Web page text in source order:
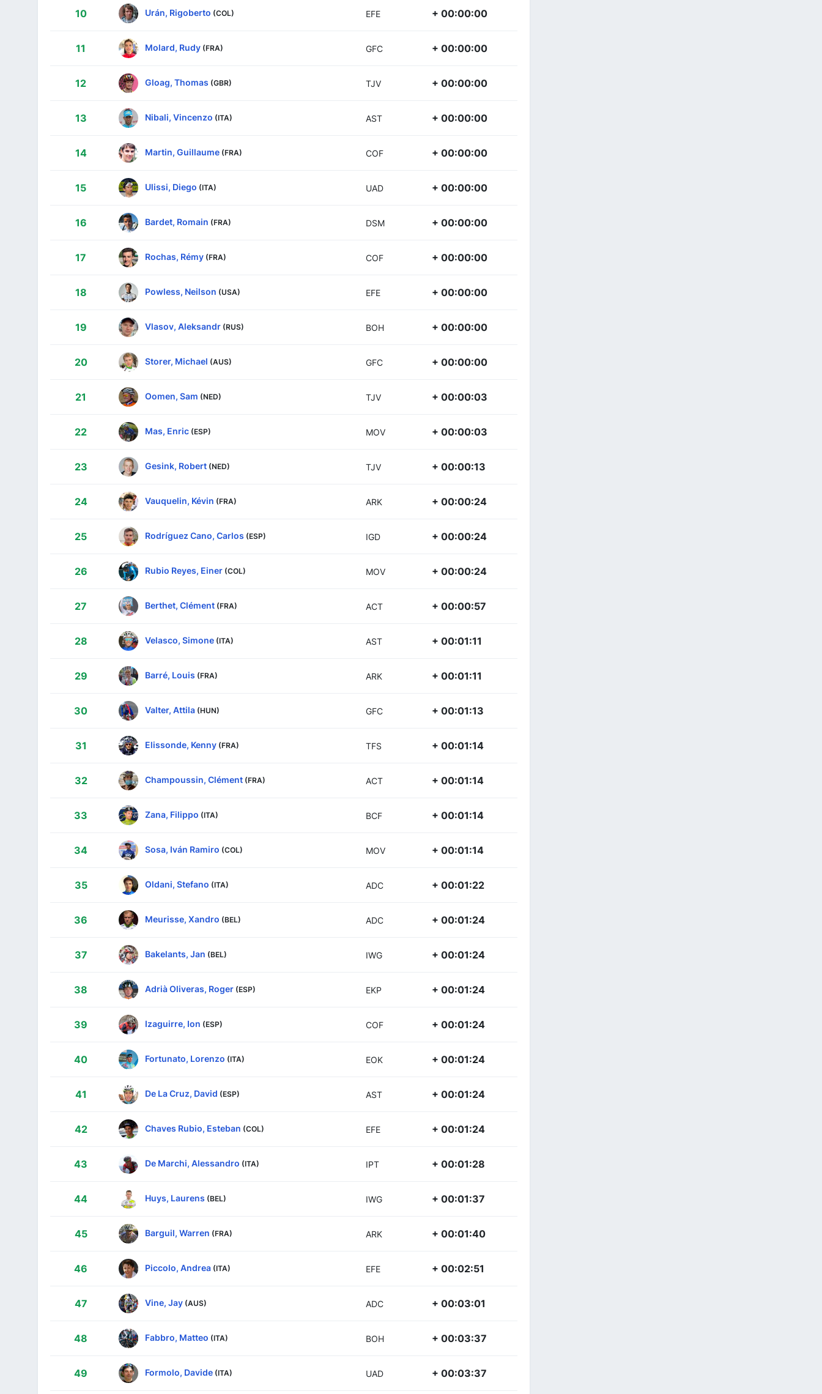
10 Urán, Rigoberto (COL) EFE + 00:00:00
11 Molard, Rudy (FRA) GFC + 00:00:00
12 Gloag, Thomas (GBR) TJV + 00:00:00
13 Nibali, Vincenzo (ITA) AST + 00:00:00
14 Martin, Guillaume (FRA) COF + 00:00:00
15 Ulissi, Diego (ITA) UAD + 00:00:00
16 Bardet, Romain (FRA) DSM + 00:00:00
17 Rochas, Rémy (FRA) COF + 00:00:00
18 Powless, Neilson (USA) EFE + 00:00:00
19 Vlasov, Aleksandr (RUS) BOH + 00:00:00
20 Storer, Michael (AUS) GFC + 00:00:00
21 Oomen, Sam (NED) TJV + 00:00:03
22 Mas, Enric (ESP) MOV + 00:00:03
23 Gesink, Robert (NED) TJV + 00:00:13
24 Vauquelin, Kévin (FRA) ARK + 00:00:24
25 Rodríguez Cano, Carlos (ESP) IGD + 00:00:24
26 Rubio Reyes, Einer (COL) MOV + 00:00:24
27 Berthet, Clément (FRA) ACT + 00:00:57
28 Velasco, Simone (ITA) AST + 00:01:11
29 Barré, Louis (FRA) ARK + 00:01:11
30 Valter, Attila (HUN) GFC + 00:01:13
31 Elissonde, Kenny (FRA) TFS + 00:01:14
32 Champoussin, Clément (FRA) ACT + 00:01:14
33 Zana, Filippo (ITA) BCF + 00:01:14
34 Sosa, Iván Ramiro (COL) MOV + 00:01:14
35 Oldani, Stefano (ITA) ADC + 00:01:22
36 Meurisse, Xandro (BEL) ADC + 00:01:24
37 Bakelants, Jan (BEL) IWG + 00:01:24
38 Adrià Oliveras, Roger (ESP) EKP + 00:01:24
39 Izaguirre, Ion (ESP) COF + 00:01:24
40 Fortunato, Lorenzo (ITA) EOK + 00:01:24
41 De La Cruz, David (ESP) AST + 00:01:24
42 Chaves Rubio, Esteban (COL) EFE + 00:01:24
43 De Marchi, Alessandro (ITA) IPT + 00:01:28
44 Huys, Laurens (BEL) IWG + 00:01:37
45 Barguil, Warren (FRA) ARK + 00:01:40
46 Piccolo, Andrea (ITA) EFE + 00:02:51
47 Vine, Jay (AUS) ADC + 00:03:01
48 Fabbro, Matteo (ITA) BOH + 00:03:37
49 Formolo, Davide (ITA) UAD + 00:03:37